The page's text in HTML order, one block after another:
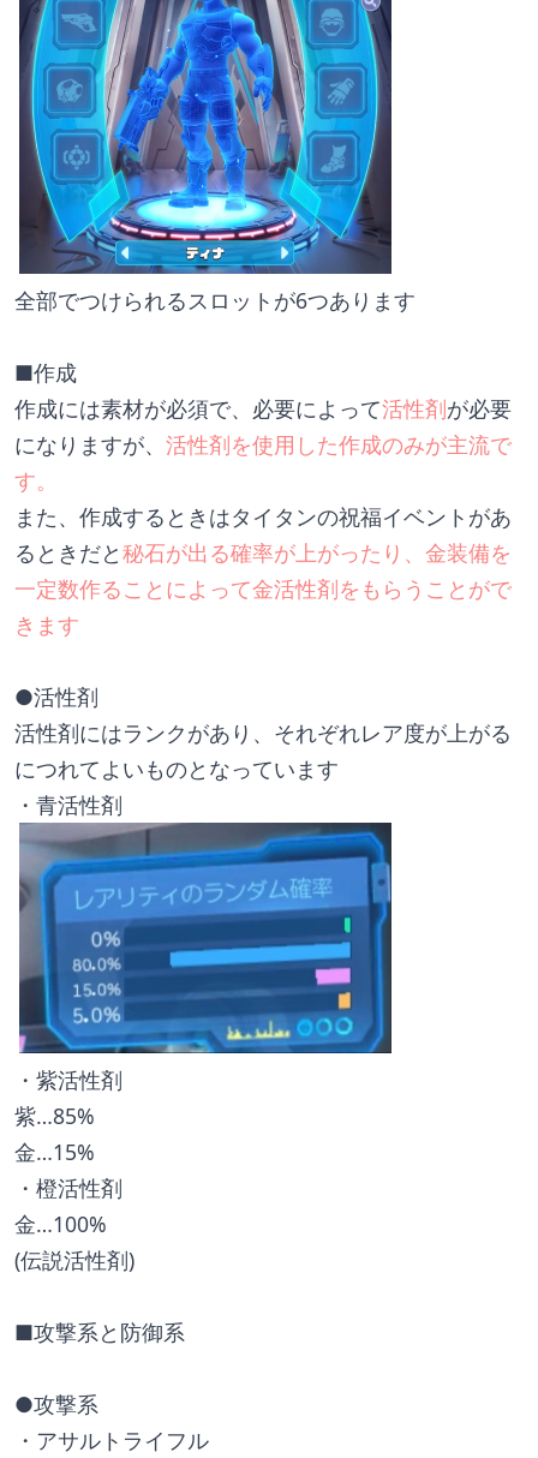
全部でつけられるスロットが6つあります
■作成
作成には素材が必須で、必要によって活性剤が必要
になりますが、 活性剤を使用した作成のみが主流で
す。
また、作成するときはタイタンの祝福イベントがあ
るときだと秘石が出る確率が上がったり、金装備を
一定数作ることによって金活性剤をもらうことがで
きます
●活性剤
活性剤にはランクがあり、それぞれレア度が上がる
につれてよいものとなっています
・青活性剤
・紫活性剤
紫…85%
金…15%
・橙活性剤
金…100%
(伝説活性剤)
■攻撃系と防御系
●攻撃系
・アサルトライフル